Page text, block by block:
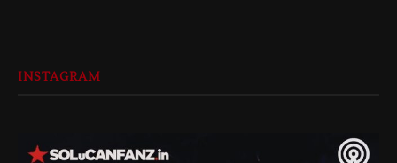
INSTAGRAM